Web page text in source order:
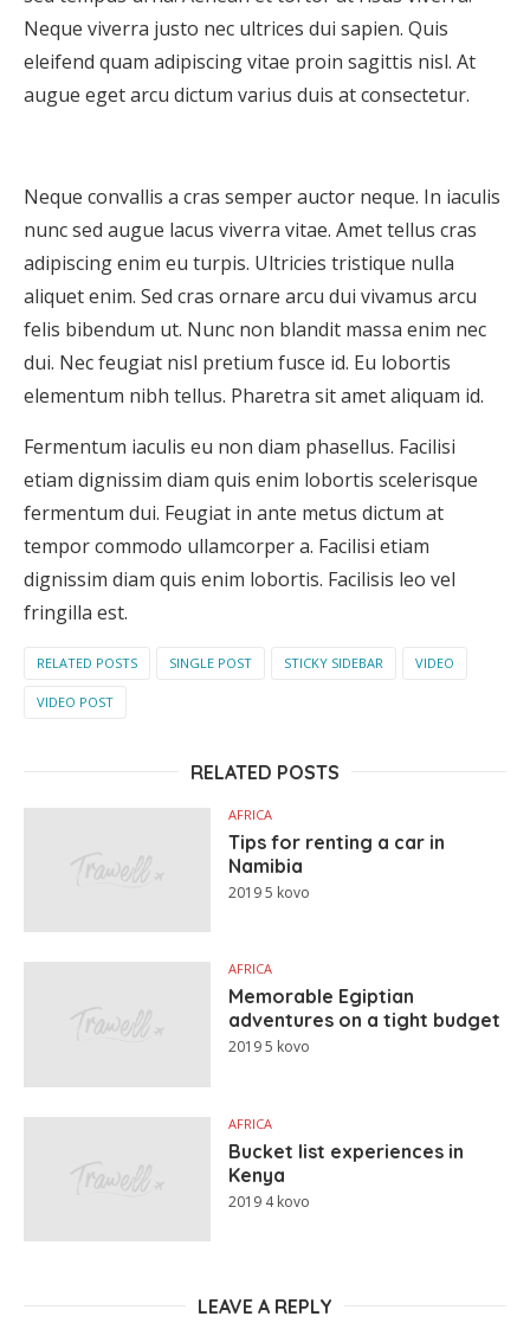
Neque viverra justo nec ultrices dui sapien. Quis
eleifend quam adipiscing vitae proin sagittis nisl. At
augue eget arcu dictum varius duis at consectetur.
Neque convallis a cras semper auctor neque. In iaculis
nunc sed augue lacus viverra vitae. Amet tellus cras
adipiscing enim eu turpis. Ultricies tristique nulla
aliquet enim. Sed cras ornare arcu dui vivamus arcu
felis bibendum ut. Nunc non blandit massa enim nec
dui. Nec feugiat nisl pretium fusce id. Eu lobortis
elementum nibh tellus. Pharetra sit amet aliquam id.
Fermentum iaculis eu non diam phasellus. Facilisi
etiam dignissim diam quis enim lobortis scelerisque
fermentum dui. Feugiat in ante metus dictum at
tempor commodo ullamcorper a. Facilisi etiam
dignissim diam quis enim lobortis. Facilisis leo vel
fringilla est.
RELATED POSTS SINGLE POST STICKY SIDEBAR VIDEO
VIDEO POST
RELATED POSTS
AFRICA
Tips for renting a car in
Namibia
2019 5 kovo
AFRICA
Memorable Egiptian
adventures on a tight budget
2019 5 kovo
AFRICA
Bucket list experiences in
Kenya
2019 4 kovo
LEAVE A REPLY